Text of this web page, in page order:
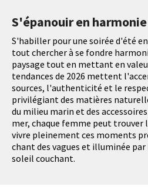
S'épanouir en
S'habiller pour une soirée d'été
tout chercher à se fondre
paysage tout en mettant en
tendances de 2026 mettent
sources, l'authenticité et le
privilégiant des matières
du milieu marin et des
mer, chaque femme peut
vivre pleinement ces moments
chant des vagues et illuminée par
soleil couchant.